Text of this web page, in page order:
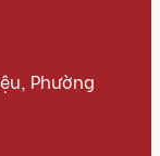
Phường